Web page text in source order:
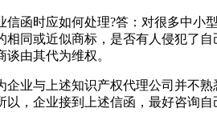
信函时应如何处理?答：对很多中
同或近似商标，是否有人侵犯了
由其代为维权。
企业与上述知识产权代理公司并不
，企业接到上述信函，最好咨询